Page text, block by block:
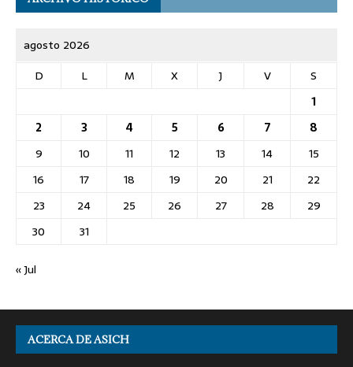
agosto 2026
D
L M X J V
S
1
2
3 4 5 6 7
8
9
10 11 12 13 14
15
16
17 18 19 20 21
22
23
24 25 26 27 28
29
30
31
« Jul
ACERCA DE ASICH